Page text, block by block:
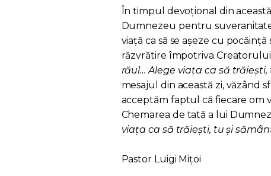
În timpul devoțional din
Dumnezeu pentru
viață ca să se așeze cu
răzvrătire împotriva
răul… Alege viața ca să
mesajul din această zi, văzând
acceptăm faptul că fiecare om
Chemarea de tată a lui
viața ca să trăiești, tu și
Pastor Luigi Mițoi